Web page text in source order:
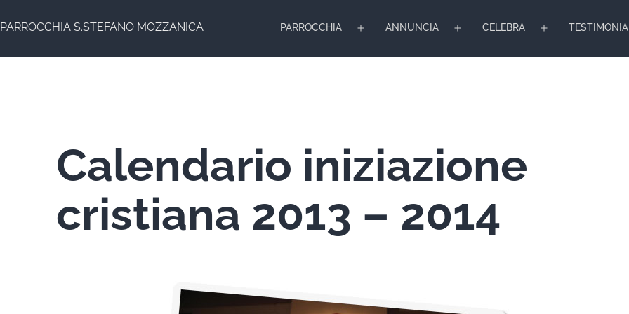
al
PARROCCHIA S.STEFANO MOZZANICA PARROCCHIA
Apri
ANNUNCIA
Apri
CELEBRA
Apri
TESTIMONIA
Calendario iniziazione
cristiana 2013 – 2014